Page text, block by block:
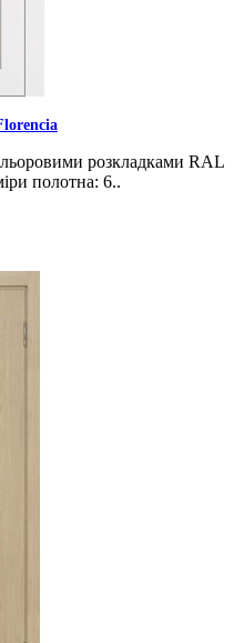
розкладками RAL
полотна: 6..